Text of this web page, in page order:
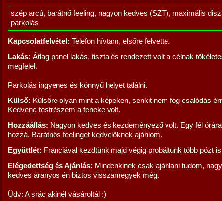
szép arcú, barátnő feeling, nagyon kedves (SZT), maximális
parkolás
Kapcsolatfelvétel: Telefon hívtam, elsőre felvette.
Lakás: Átlag panel lakás, tiszta és rendezett volt a célnak
megfelel.
Parkolás ingyenes és könnyű helyet találni.
Külső: Külsőre olyan mint a képeken, senkit nem fog csalódás
Kedvenc testrészem a feneke volt.
Hozzáállás: Nagyon kedves és kezdeményező volt. Egy fél
hozzá. Barátnős feelinget kedvelőknek ajánlom.
Együttlét: Franciával kezdtünk majd végig probáltunk több pózt
Elégedettség és Ajánlás: Mindenkinek csak ajánlani tudom,
kedves aranyos én biztos visszamegyek még.
Üdv: A srác akinél vásároltál :)